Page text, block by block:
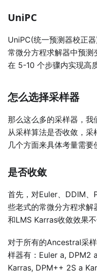
UniPC
UniPC(统一预测器校正
常微分方程求解器中预
在 5-10 个步骤内实现高
怎么选择采样器
那么这么多的采样器，我
从采样算法是否收敛，
几个方面来具体考量需要
是否收敛
首先，对Euler、DDIM
些老式的常微分方程求
和LMS Karras收敛效果
对于所有的Ancestral采
样器有：Euler a, DPM2
Karras, DPM++ 2S a